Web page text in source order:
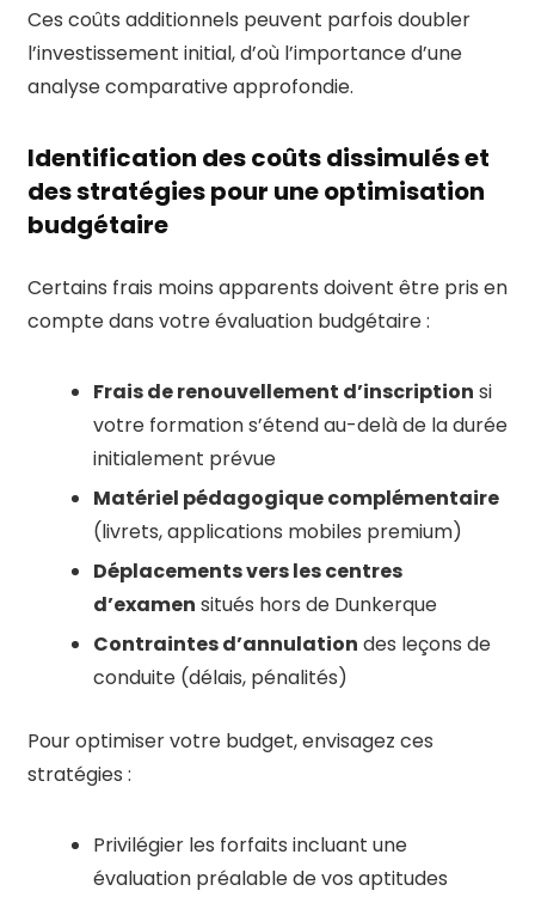
Ces coûts additionnels peuvent parfois doubler
l’investissement initial, d’où l’importance d’une
analyse comparative approfondie.
Identification des coûts dissimulés et
des stratégies pour une optimisation
budgétaire
Certains frais moins apparents doivent être pris en
compte dans votre évaluation budgétaire :
Frais de renouvellement d’inscription si
votre formation s’étend au-delà de la durée
initialement prévue
Matériel pédagogique complémentaire
(livrets, applications mobiles premium)
Déplacements vers les centres
d’examen situés hors de Dunkerque
Contraintes d’annulation des leçons de
conduite (délais, pénalités)
Pour optimiser votre budget, envisagez ces
stratégies :
Privilégier les forfaits incluant une
évaluation préalable de vos aptitudes